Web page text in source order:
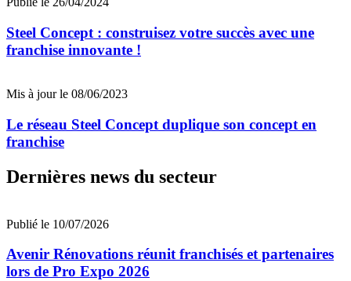
Steel Concept : construisez votre succès avec une
franchise innovante !
Mis à jour le 08/06/2023
Le réseau Steel Concept duplique son concept en
franchise
Dernières news du secteur
Publié le 10/07/2026
Avenir Rénovations réunit franchisés et partenaires
lors de Pro Expo 2026